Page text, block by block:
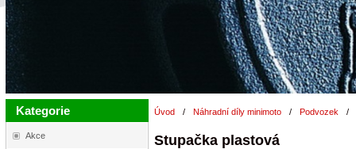
Kategorie
Akce
Úvod / Náhradní díly minimoto / Podvozek /
Stupačka plastová